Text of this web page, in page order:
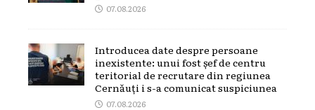
07.08.2026
Introducea date despre persoane
inexistente: unui fost șef de centru
teritorial de recrutare din regiunea
Cernăuți i s-a comunicat suspiciunea
07.08.2026